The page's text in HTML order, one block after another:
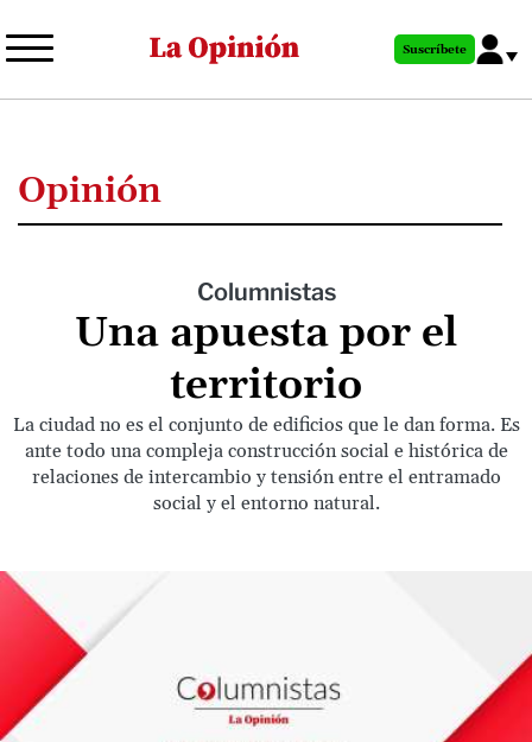
al
principal
Suscríbete
Opinión
Columnistas
Una apuesta por el
territorio
La ciudad no es el conjunto de edificios que le dan forma. Es
ante todo una compleja construcción social e histórica de
relaciones de intercambio y tensión entre el entramado
social y el entorno natural.